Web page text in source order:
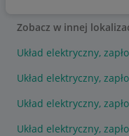
Zobacz w innej
Układ elektryczny,
Układ elektryczny,
Układ elektryczny,
Układ elektryczny,